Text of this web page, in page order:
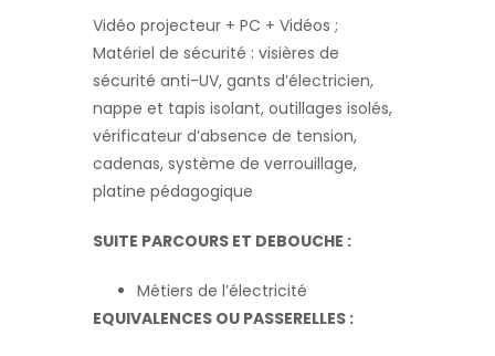
Vidéo projecteur + PC + Vidéos ;
Matériel de sécurité : visières de
sécurité anti-UV, gants d’électricien,
nappe et tapis isolant, outillages isolés,
vérificateur d’absence de tension,
cadenas, système de verrouillage,
platine pédagogique
SUITE PARCOURS ET DEBOUCHE :
Métiers de l’électricité
EQUIVALENCES OU PASSERELLES :